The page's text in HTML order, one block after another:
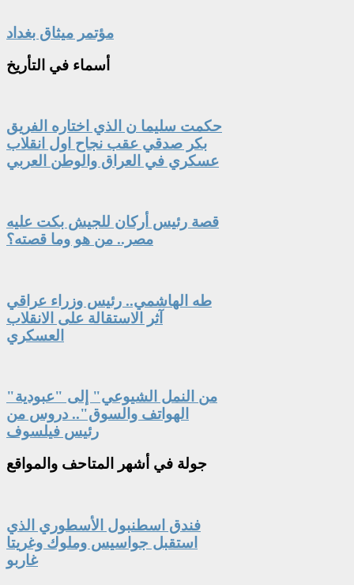
مؤتمر ميثاق بغداد
أسماء في التأريخ
حكمت سليما ن الذي اختاره الفريق
بكر صدقي عقب نجاح اول انقلاب
عسكري في العراق والوطن العربي
قصة رئيس أركان للجيش بكت عليه
مصر.. من هو وما قصته؟
طه الهاشمي.. رئيس وزراء عراقي
آثر الاستقالة على الانقلاب
العسكري
"من النمل الشيوعي" إلى "عبودية
الهواتف والسوق".. دروس من
رئيس فيلسوف
جولة في أشهر المتاحف والمواقع
فندق اسطنبول الأسطوري الذي
استقبل جواسيس وملوك وغريتا
غاربو